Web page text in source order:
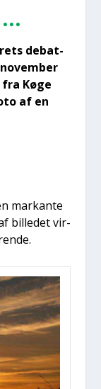
debat­
Køge
af en
mar­kan­te
bil­le­det vir­